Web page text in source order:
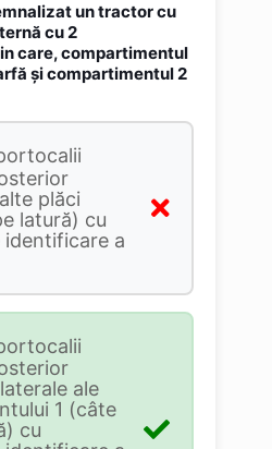
un tractor cu
cu 2
care, compartimentul
și compartimentul 2
plăci
latură) cu
identificare a
ale
1 (câte
cu